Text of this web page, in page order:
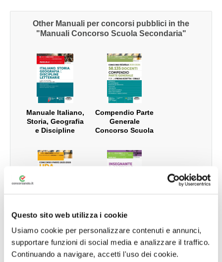
Questo sito web utilizza i cookie
Usiamo cookie per personalizzare contenuti e annunci,
supportare funzioni di social media e analizzare il traffico.
Continuando a navigare, accetti l'uso dei cookie.
Other Manuali per concorsi pubblici in the
"Manuali Concorso Scuola Secondaria"
Manuale Italiano,
Storia, Geografia
e Discipline
concorso A12 (ex
A12 e A22) – A11
Compendio Parte
Generale
Concorso Scuola
Guida alla
progettazione
dell’unità di
apprendimento -
Per la prova orale
Insegnante di
Sostegno nelle
Scuole
Secondarie - Per
la preparazione